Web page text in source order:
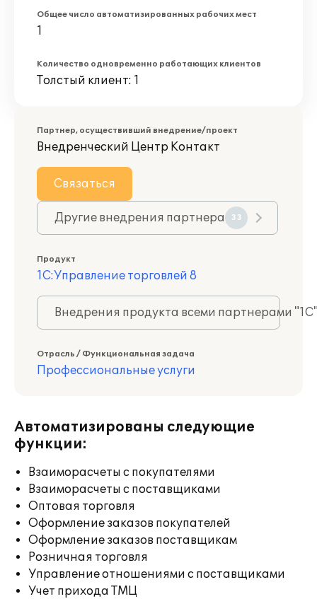
Общее число автоматизированных рабочих мест
1
Количество одновременно работающих клиентов
Толстый клиент: 1
Партнер, осуществивший внедрение/проект
Внедренческий Центр Контакт
Связаться
Другие внедрения партнера 33
Продукт
1С:Управление торговлей 8
Внедрения продукта всеми партнерами
Отрасль / Функциональная задача
Профессиональные услуги
Автоматизированы следующие
функции:
Взаиморасчеты с покупателями
Взаиморасчеты с поставщиками
Оптовая торговля
Оформление заказов покупателей
Оформление заказов поставщикам
Розничная торговля
Управление отношениями с поставщиками
Учет прихода ТМЦ